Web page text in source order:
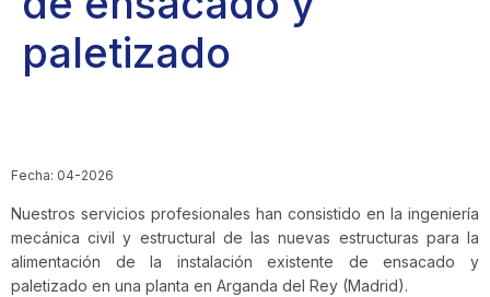
paletizado
Fecha: 04-2026
Nuestros servicios profesionales han consistido en la ingeniería
mecánica civil y estructural de las nuevas estructuras para la
alimentación de la instalación existente de ensacado y
paletizado en una planta en Arganda del Rey (Madrid).